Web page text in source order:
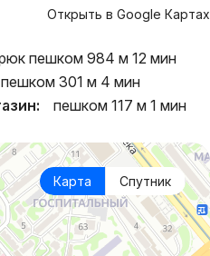
Открыть в Google Картах
пешком 984 м 12 мин
301 м 4 мин
пешком 117 м 1 мин
Карта Спутник